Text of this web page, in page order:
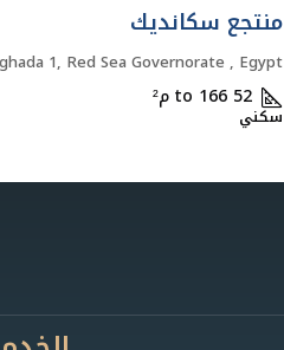
منتجع سكانديك
1, Red Sea Governorate , Egypt
52 to 166 م²
سكني